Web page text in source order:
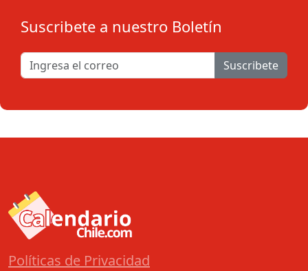
Suscribete a nuestro Boletín
Suscribete
Políticas de Privacidad